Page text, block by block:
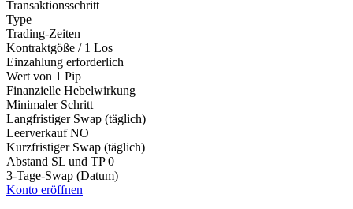
Transaktionsschritt
Type
Trading-Zeiten
Kontraktgöße / 1 Los
Einzahlung erforderlich
Wert von 1 Pip
Finanzielle Hebelwirkung
Minimaler Schritt
Langfristiger Swap (täglich)
Leerverkauf NO
Kurzfristiger Swap (täglich)
Abstand SL und TP 0
3-Tage-Swap (Datum)
Konto eröffnen